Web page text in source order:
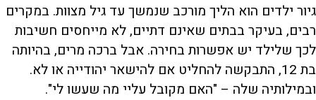
גיור ילדים הוא הליך מורכב שנמשך עד גיל מצוות. במקרים
רבים, בעיקר בבתים שאינם דתיים, לא מייחסים חשיבות
לכך שלילד יש אפשרות בחירה. אבל ברכה מרים, בהיותה
בת 12, התבקשה להחליט אם להישאר יהודייה או לא.
ובמילותיה שלה – "האם מקובל עליי מה שעשו לי".